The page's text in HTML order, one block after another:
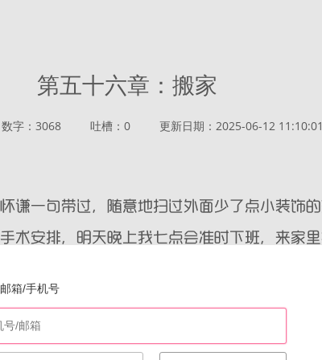
第五十六章：搬家
数字：3068 吐槽：0 更新日期：2025-06-12 11:10:01
邮箱/手机号